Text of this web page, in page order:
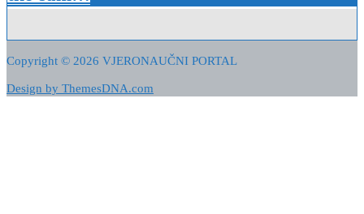
Copyright © 2026 VJERONAUČNI PORTAL
Design by ThemesDNA.com